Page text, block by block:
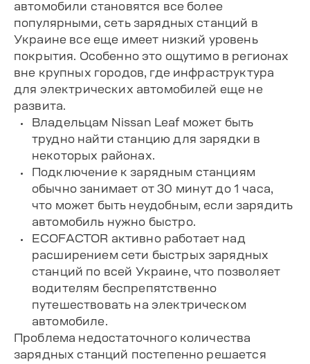
автомобили становятся все более
популярными, сеть зарядных станций в
Украине все еще имеет низкий уровень
покрытия. Особенно это ощутимо в регионах
вне крупных городов, где инфраструктура
для электрических автомобилей еще не
развита.
Владельцам Nissan Leaf может быть
трудно найти станцию для зарядки в
некоторых районах.
Подключение к зарядным станциям
обычно занимает от 30 минут до 1 часа,
что может быть неудобным, если зарядить
автомобиль нужно быстро.
ECOFACTOR активно работает над
расширением сети быстрых зарядных
станций по всей Украине, что позволяет
водителям беспрепятственно
путешествовать на электрическом
автомобиле.
Проблема недостаточного количества
зарядных станций постепенно решается